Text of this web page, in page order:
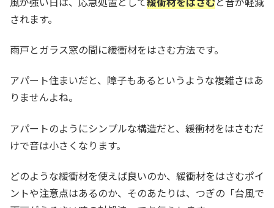
されます。
雨戸とガラス窓の間に緩衝材をはさむ方法です。
アパート住まいだと、障子もあるというような複雑さはあ
りませんよね。
アパートのようにシンプルな構造だと、緩衝材をはさむだ
けで音は小さくなります。
どのような緩衝材を使えば良いのか、緩衝材をはさむポイ
ントや注意点はあるのか、そのあたりは、つぎの「台風で